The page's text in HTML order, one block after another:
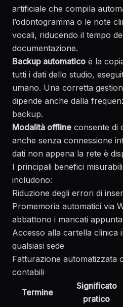
artificiale che compila
l’odontogramma o le note
vocali, riducendo il tempo
documentazione.
Backup automatico è la
tutti i dati dello studio,
umano. Una corretta
dipende anche dalla
backup.
Modalità offline consente di
anche senza connessione
dati non appena la rete è
I principali benefici
includono:
Riduzione degli errori di
Promemoria automatici via
abbattono i mancati
Accesso alla cartella clinica
qualsiasi sede
Fatturazione automatizzata
contabili
Termine
Significato
pratico